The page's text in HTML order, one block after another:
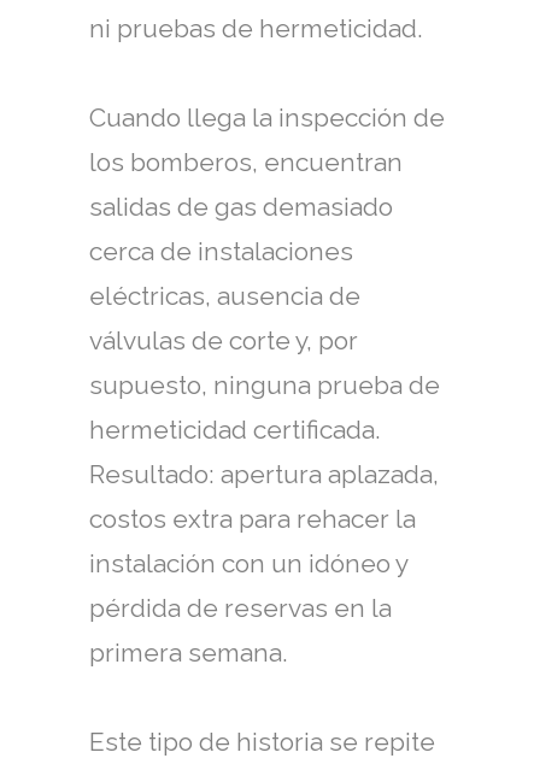
ni pruebas de hermeticidad.
Cuando llega la inspección de
los bomberos, encuentran
salidas de gas demasiado
cerca de instalaciones
eléctricas, ausencia de
válvulas de corte y, por
supuesto, ninguna prueba de
hermeticidad certificada.
Resultado: apertura aplazada,
costos extra para rehacer la
instalación con un idóneo y
pérdida de reservas en la
primera semana.
Este tipo de historia se repite